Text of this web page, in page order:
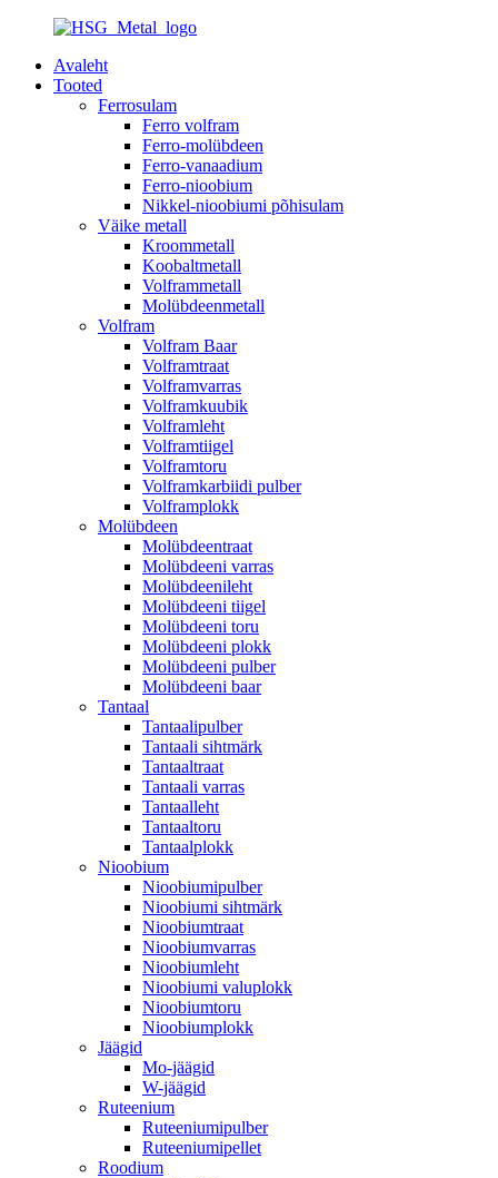
Avaleht
Tooted
Ferrosulam
Ferro volfram
Ferro-molübdeen
Ferro-vanaadium
Ferro-nioobium
Nikkel-nioobiumi põhisulam
Väike metall
Kroommetall
Koobaltmetall
Volframmetall
Molübdeenmetall
Volfram
Volfram Baar
Volframtraat
Volframvarras
Volframkuubik
Volframleht
Volframtiigel
Volframtoru
Volframkarbiidi pulber
Volframplokk
Molübdeen
Molübdeentraat
Molübdeeni varras
Molübdeenileht
Molübdeeni tiigel
Molübdeeni toru
Molübdeeni plokk
Molübdeeni pulber
Molübdeeni baar
Tantaal
Tantaalipulber
Tantaali sihtmärk
Tantaaltraat
Tantaali varras
Tantaalleht
Tantaaltoru
Tantaalplokk
Nioobium
Nioobiumipulber
Nioobiumi sihtmärk
Nioobiumtraat
Nioobiumvarras
Nioobiumleht
Nioobiumi valuplokk
Nioobiumtoru
Nioobiumplokk
Jäägid
Mo-jäägid
W-jäägid
Ruteenium
Ruteeniumipulber
Ruteeniumipellet
Roodium